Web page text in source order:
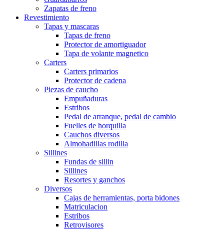
Zapatas de freno
Revestimiento
Tapas y mascaras
Tapas de freno
Protector de amortiguador
Tapa de volante magnetico
Carters
Carters primarios
Protector de cadena
Piezas de caucho
Empuñaduras
Estribos
Pedal de arranque, pedal de cambio
Fuelles de horquilla
Cauchos diversos
Almohadillas rodilla
Sillines
Fundas de sillin
Sillines
Resortes y ganchos
Diversos
Cajas de herramientas, porta bidones
Matriculacion
Estribos
Retrovisores